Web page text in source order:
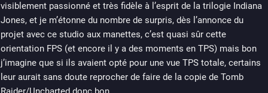
visiblement passionné et très fidèle à l’esprit de la trilogie Indiana
Jones, et je m’étonne du nombre de surpris, dès l’annonce du
projet avec ce studio aux manettes, c’est quasi sûr cette
orientation FPS (et encore il y a des moments en TPS) mais bon
j’imagine que si ils avaient opté pour une vue TPS totale, certains
leur aurait sans doute reprocher de faire de la copie de Tomb